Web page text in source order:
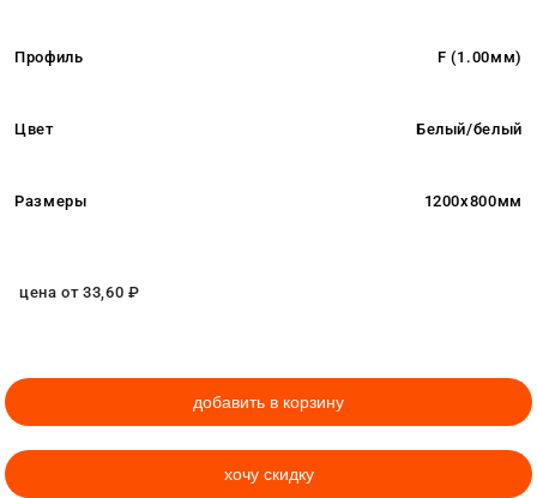
Профиль F (1.00мм)
Цвет Белый/белый
Размеры 1200x800мм
цена от33,60 ₽
добавить в корзину
хочу скидку